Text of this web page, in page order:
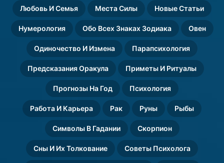
Любовь И Семья Места Силы Новые Статьи
Нумерология Обо Всех Знаках Зодиака Овен
Одиночество И Измена Парапсихология
Предсказания Оракула Приметы И Ритуалы
Прогнозы На Год Психология
Работа И Карьера Рак Руны Рыбы
Символы В Гадании Скорпион
Сны И Их Толкование Советы Психолога